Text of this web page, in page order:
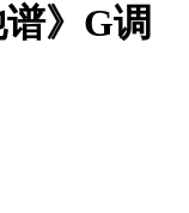
》G调